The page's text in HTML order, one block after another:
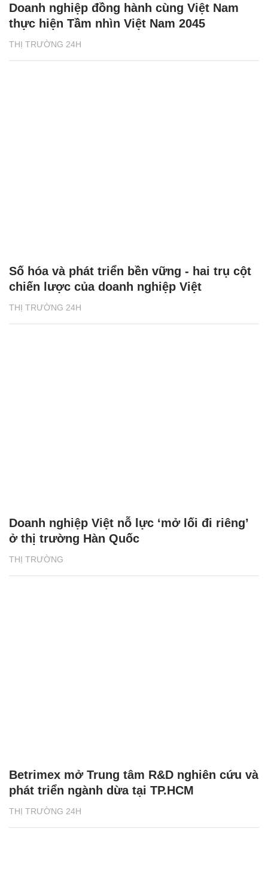
THỊ TRƯỜNG 24H
Doanh nghiệp đồng hành cùng Việt Nam
thực hiện Tầm nhìn Việt Nam 2045
THỊ TRƯỜNG 24H
Số hóa và phát triển bền vững - hai trụ cột
chiến lược của doanh nghiệp Việt
THỊ TRƯỜNG
Doanh nghiệp Việt nỗ lực ‘mở lối đi riêng’
ở thị trường Hàn Quốc
THỊ TRƯỜNG 24H
Betrimex mở Trung tâm R&D nghiên cứu và
phát triển ngành dừa tại TP.HCM